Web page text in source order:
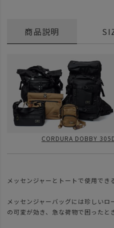
商品説明
CORDURA DOBBY
メッセンジャーとトートで使用でき
メッセンジャーバッグには珍しい
の可変が効き、急な荷物で困ったと